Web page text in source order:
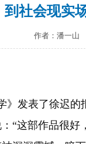
到社会现实
作者：潘一山
发表了徐迟的
“这部作品很